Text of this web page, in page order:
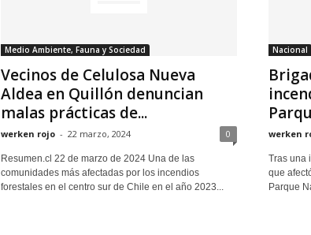
Medio Ambiente, Fauna y Sociedad
Vecinos de Celulosa Nueva
Aldea en Quillón denuncian
malas prácticas de...
werken rojo - 22 marzo, 2024 0
Resumen.cl 22 de marzo de 2024 Una de las
comunidades más afectadas por los incendios
forestales en el centro sur de Chile en el año 2023...
Nacional
werken
Tras una
que
Parque